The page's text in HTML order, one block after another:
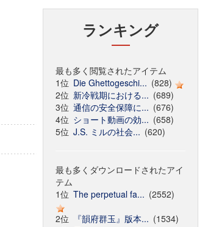
ランキング
最も多く閲覧されたアイテム
1位 Die Ghettogeschi... (828)
2位 新冷戦期における... (689)
3位 通信の安全保障に... (676)
4位 ショート動画の効... (658)
5位 J.S. ミルの社会... (620)
最も多くダウンロードされたアイ
テム
1位 The perpetual fa... (2552)
2位
『韻府群玉』版本... (1534)